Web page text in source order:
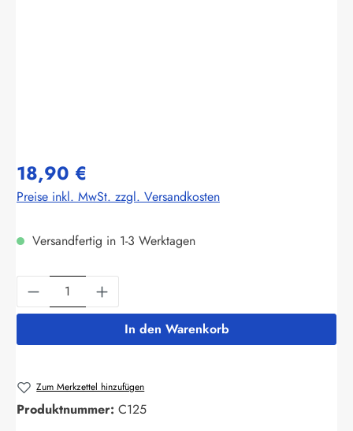
18,90 €
Preise inkl. MwSt. zzgl. Versandkosten
Versandfertig in 1-3 Werktagen
Produkt Anzahl: Gib den gewünschten
In den Warenkorb
Zum Merkzettel hinzufügen
Produktnummer: C125